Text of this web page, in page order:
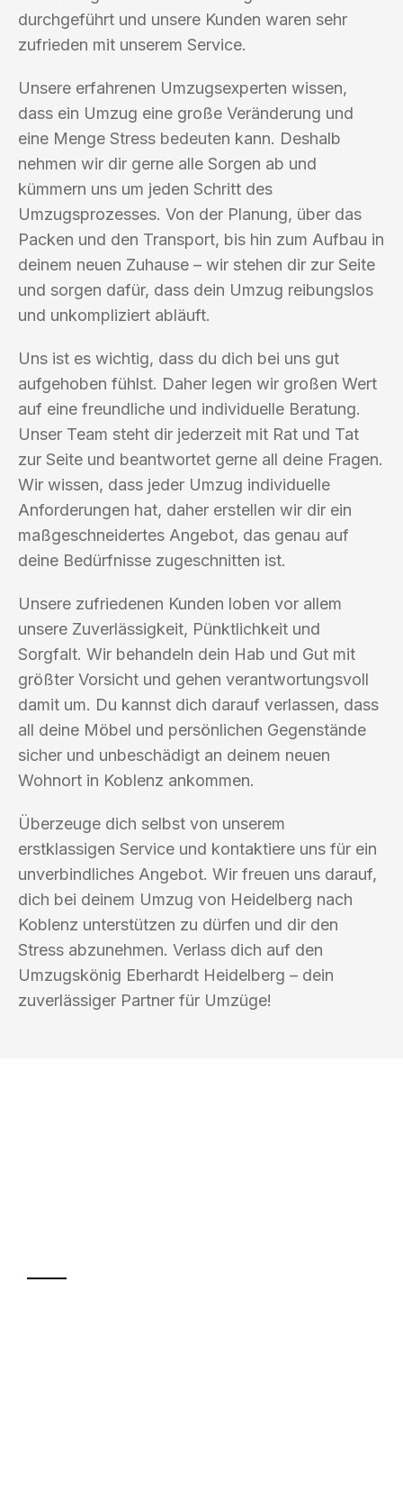
durchgeführt und unsere Kunden waren sehr
zufrieden mit unserem Service.
Unsere erfahrenen Umzugsexperten wissen,
dass ein Umzug eine große Veränderung und
eine Menge Stress bedeuten kann. Deshalb
nehmen wir dir gerne alle Sorgen ab und
kümmern uns um jeden Schritt des
Umzugsprozesses. Von der Planung, über das
Packen und den Transport, bis hin zum Aufbau in
deinem neuen Zuhause – wir stehen dir zur Seite
und sorgen dafür, dass dein Umzug reibungslos
und unkompliziert abläuft.
Uns ist es wichtig, dass du dich bei uns gut
aufgehoben fühlst. Daher legen wir großen Wert
auf eine freundliche und individuelle Beratung.
Unser Team steht dir jederzeit mit Rat und Tat
zur Seite und beantwortet gerne all deine Fragen.
Wir wissen, dass jeder Umzug individuelle
Anforderungen hat, daher erstellen wir dir ein
maßgeschneidertes Angebot, das genau auf
deine Bedürfnisse zugeschnitten ist.
Unsere zufriedenen Kunden loben vor allem
unsere Zuverlässigkeit, Pünktlichkeit und
Sorgfalt. Wir behandeln dein Hab und Gut mit
größter Vorsicht und gehen verantwortungsvoll
damit um. Du kannst dich darauf verlassen, dass
all deine Möbel und persönlichen Gegenstände
sicher und unbeschädigt an deinem neuen
Wohnort in Koblenz ankommen.
Überzeuge dich selbst von unserem
erstklassigen Service und kontaktiere uns für ein
unverbindliches Angebot. Wir freuen uns darauf,
dich bei deinem Umzug von Heidelberg nach
Koblenz unterstützen zu dürfen und dir den
Stress abzunehmen. Verlass dich auf den
Umzugskönig Eberhardt Heidelberg – dein
zuverlässiger Partner für Umzüge!